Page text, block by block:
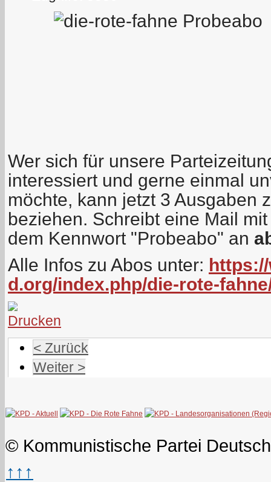
Wer sich für unsere
interessiert und gerne einmal
möchte, kann jetzt 3 Ausgaben
beziehen. Schreibt eine Mail
dem Kennwort "Probeabo" an
Alle Infos zu Abos unter:
d.org/index.php/die-rote-
< Zurück
Weiter >
© Kommunistische Partei
↑↑↑